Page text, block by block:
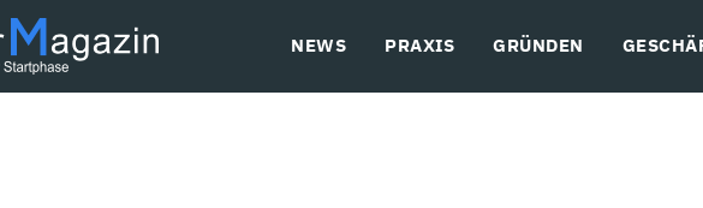
NEWS PRAXIS GRÜNDEN